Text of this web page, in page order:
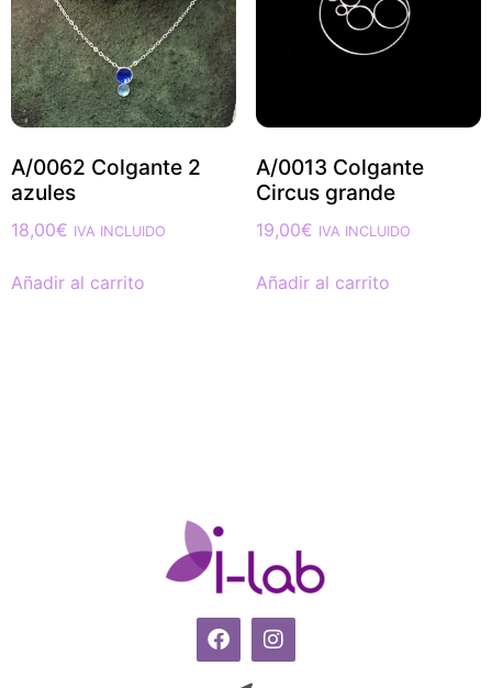
A/0062 Colgante 2
azules
18,00€ IVA INCLUIDO
Añadir al carrito
A/0013 Colgante
Circus grande
19,00€ IVA INCLUIDO
Añadir al carrito